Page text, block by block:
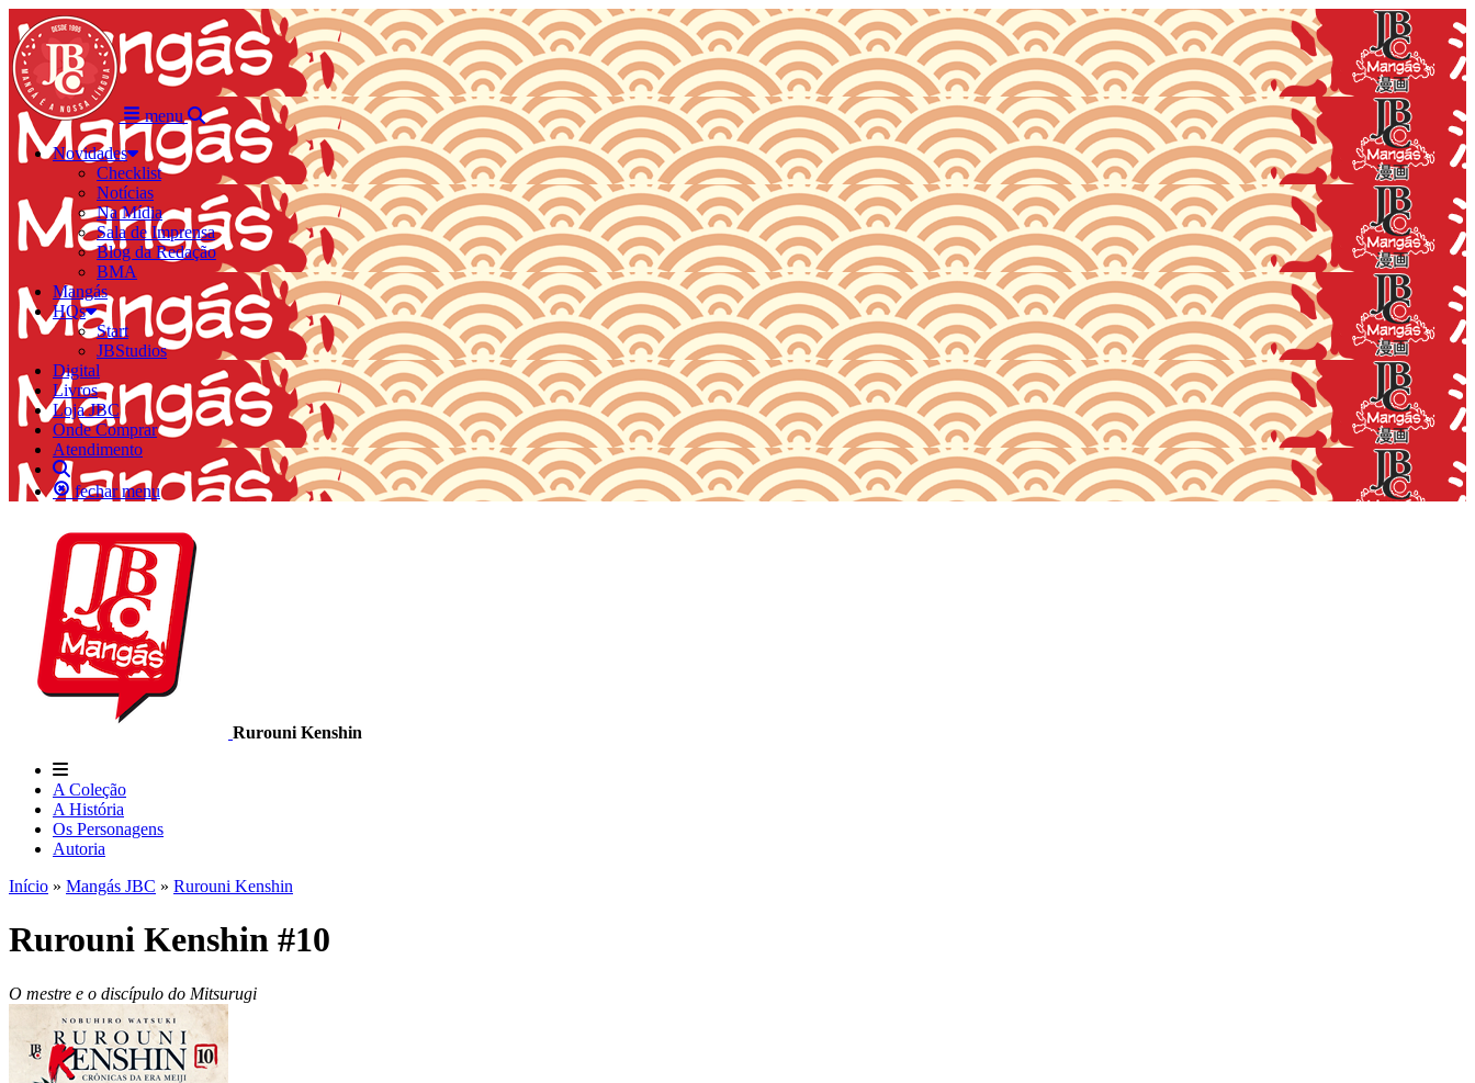
menu
Novidades
Checklist
Notícias
Na Mídia
Sala de Imprensa
Blog da Redação
BMA
Mangás
HQs
Start
JBStudios
Digital
Livros
Loja JBC
Onde Comprar
Atendimento
fechar menu
Rurouni Kenshin
A Coleção
A História
Os Personagens
Autoria
Início » Mangás JBC » Rurouni Kenshin
Rurouni Kenshin #10
O mestre e o discípulo do Mitsurugi